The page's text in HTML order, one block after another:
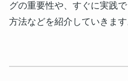
グの重要性や、すぐに実践
方法などを紹介していきます